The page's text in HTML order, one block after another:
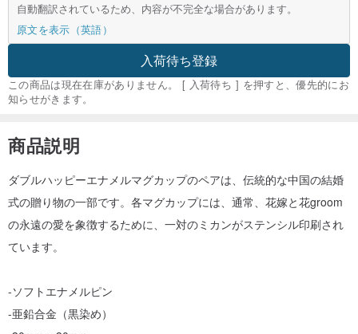
自動翻訳されているため、内容が不完全な場合があります。
原文を表示（英語）
入荷待ち登録
この商品は現在在庫がありません。 [ 入荷待ち ] を押すと、優先的にお
知らせがきます。
商品説明
ダブルハッピーエナメルマグカップのペアは、伝統的な中国の結婚
式の贈り物の一部です。各マグカップには、通常、花嫁と花groom
の永遠の愛を象徴するために、一対のミカンがステンシル印刷され
ています。
-ソフトエナメルピン
-亜鉛合金（黒染め）